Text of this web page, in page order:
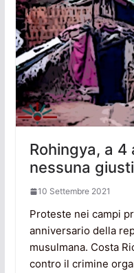
Rohingya, a 4
nessuna
10 Settembre 2021
Proteste nei campi
anniversario della
musulmana. Costa
contro il crimine